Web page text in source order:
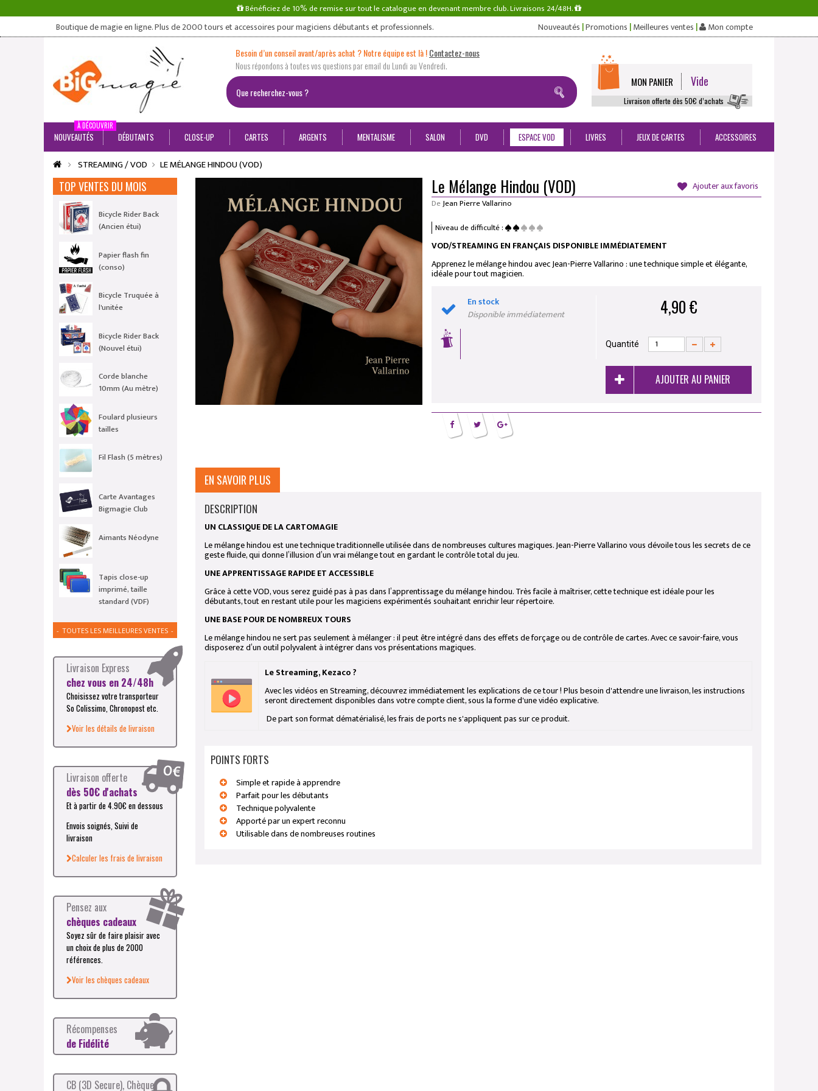
Bénéficiez de 10% de remise sur tout le catalogue en devenant membre club. Livraisons 24/48H.
Boutique de magie en ligne. Plus de 2000 tours et accessoires pour magiciens débutants et professionnels. Nouveautés |Promotions |Meilleures ventes | Mon compte
Besoin d’un conseil avant/après achat ? Notre équipe est là !Contactez-nous
Nous répondons à toutes vos questions par email du Lundi au Vendredi.
MON PANIER Vide
Livraison offerte dès 50€ d’achats
NOUVEAUTÉS
À DÉCOUVRIR
DÉBUTANTS CLOSE-UP CARTES ARGENTS MENTALISME SALON DVD ESPACE VOD LIVRES JEUX DE CARTES ACCESSOIRES
STREAMING / VOD LE MÉLANGE HINDOU (VOD)
TOP VENTES DU MOIS
Bicycle Rider Back
(Ancien étui)
Papier flash fin
(conso)
Bicycle Truquée à
l'unitée
Bicycle Rider Back
(Nouvel étui)
Corde blanche
10mm (Au mètre)
Foulard plusieurs
tailles
Fil Flash (5 mètres)
Carte Avantages
Bigmagie Club
Aimants Néodyne
Tapis close-up
imprimé, taille
standard (VDF)
TOUTES LES MEILLEURES VENTES
Livraison Express
chez vous en 24/48h
Choisissez votre transporteur
So Colissimo, Chronopost etc.
Voir les détails de livraison
Livraison offerte
dès 50€ d'achats
Et à partir de 4.90€ en dessous
Envois soignés, Suivi de
livraison
Calculer les frais de livraison
Pensez aux
chèques cadeaux
Soyez sûr de faire plaisir avec
un choix de plus de 2000
références.
Voir les chèques cadeaux
Récompenses
de Fidélité
CB (3D Secure), Chèque
Le Mélange Hindou (VOD) Ajouter aux favoris
DeJean Pierre Vallarino
Niveau de difficulté :
VOD/STREAMING EN FRANÇAIS DISPONIBLE IMMÉDIATEMENT
Apprenez le mélange hindou avec Jean-Pierre Vallarino : une technique simple et élégante,
idéale pour tout magicien.
En stock
Disponible immédiatement
4,90 €
Quantité
AJOUTER AU PANIER
EN SAVOIR PLUS
DESCRIPTION
UN CLASSIQUE DE LA CARTOMAGIE
Le mélange hindou est une technique traditionnelle utilisée dans de nombreuses cultures magiques. Jean-Pierre Vallarino vous dévoile tous les secrets de ce
geste fluide, qui donne l’illusion d’un vrai mélange tout en gardant le contrôle total du jeu.
UNE APPRENTISSAGE RAPIDE ET ACCESSIBLE
Grâce à cette VOD, vous serez guidé pas à pas dans l’apprentissage du mélange hindou. Très facile à maîtriser, cette technique est idéale pour les
débutants, tout en restant utile pour les magiciens expérimentés souhaitant enrichir leur répertoire.
UNE BASE POUR DE NOMBREUX TOURS
Le mélange hindou ne sert pas seulement à mélanger : il peut être intégré dans des effets de forçage ou de contrôle de cartes. Avec ce savoir-faire, vous
disposerez d’un outil polyvalent à intégrer dans vos présentations magiques.
Le Streaming, Kezaco ?
Avec les vidéos en Streaming, découvrez immédiatement les explications de ce tour ! Plus besoin d'attendre une livraison, les instructions
seront directement disponibles dans votre compte client, sous la forme d'une vidéo explicative.
De part son format dématérialisé, les frais de ports ne s'appliquent pas sur ce produit.
POINTS FORTS
Simple et rapide à apprendre
Parfait pour les débutants
Technique polyvalente
Apporté par un expert reconnu
Utilisable dans de nombreuses routines